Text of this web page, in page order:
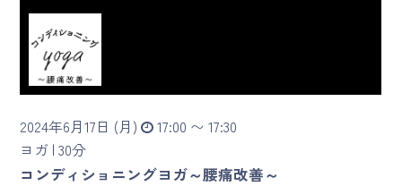
yoggy store
yoggy magazine
yoggy mommy
2024年6月17日 (月)
17:00 〜 17:30
ヨガ | 30分
コンディショニングヨガ～腰痛改善～